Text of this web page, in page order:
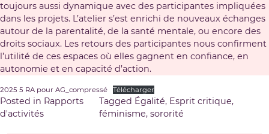
toujours aussi dynamique avec des participantes impliquées
dans les projets. L’atelier s’est enrichi de nouveaux échanges
autour de la parentalité, de la santé mentale, ou encore des
droits sociaux. Les retours des participantes nous confirment
l’utilité de ces espaces où elles gagnent en confiance, en
autonomie et en capacité d’action.
2025 5 RA pour AG_compressé Télécharger
Posted in Rapports
d'activités
Tagged Égalité, Esprit critique,
féminisme,sororité